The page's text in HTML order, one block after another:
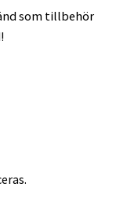
som tillbehör